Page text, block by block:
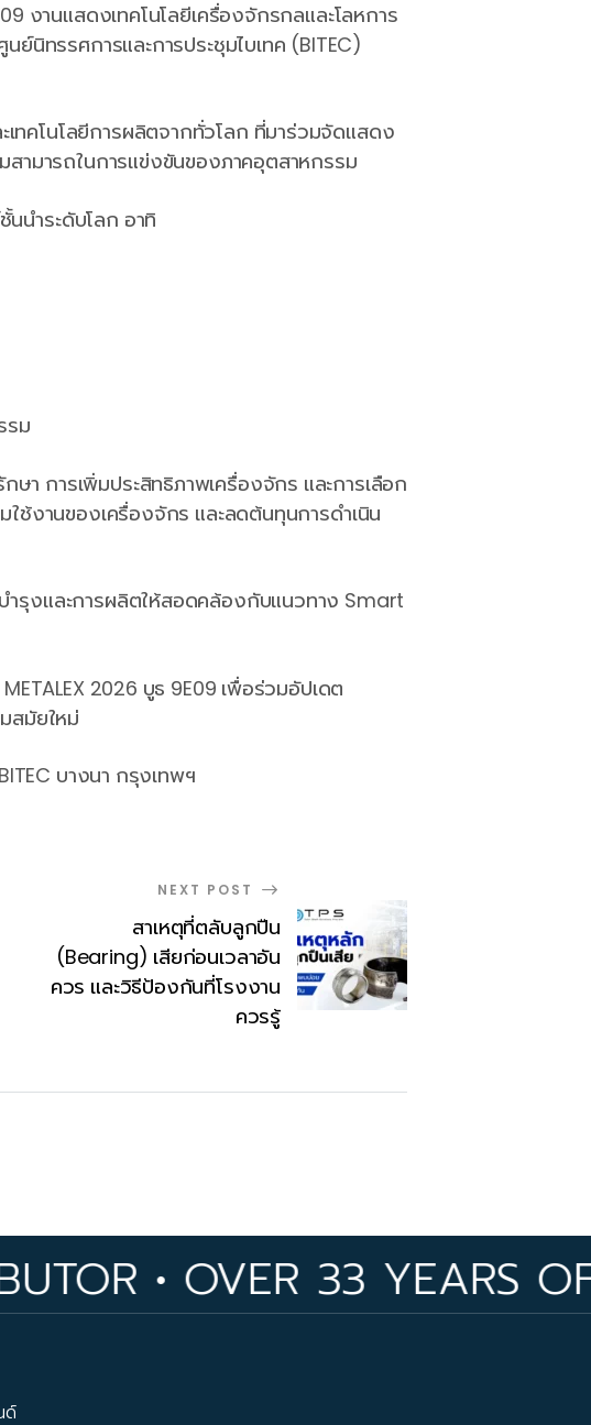
งานแสดงเทคโนโลยีเครื่องจักรกลและโลหการ
ย์นิทรรศการและการประชุมไบเทค (BITEC)
ทคโนโลยีการผลิตจากทั่วโลก ที่มาร่วมจัดแสดง
ามารถในการแข่งขันของภาคอุตสาหกรรม
นำระดับโลก อาทิ
รม
า การเพิ่มประสิทธิภาพเครื่องจักร และการเลือก
ช้งานของเครื่องจักร และลดต้นทุนการดำเนิน
ำรุงและการผลิตให้สอดคล้องกับแนวทาง Smart
2026 บูธ 9E09 เพื่อร่วมอัปเดต
สมัยใหม่
บางนา กรุงเทพฯ
NEXT POST
สาเหตุที่ตลับลูกปืน
(Bearing) เสียก่อนเวลาอัน
ควร และวิธีป้องกันที่โรงงาน
ควรรู้
• OVER 33 YEARS OF
ด์